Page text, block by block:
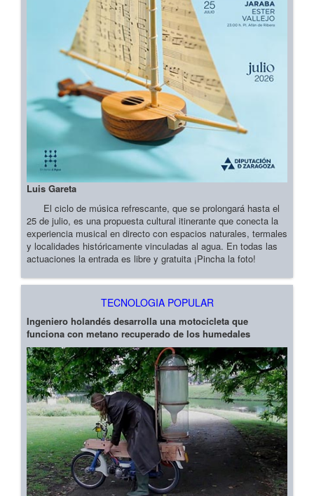
Luis Gareta
El ciclo de música refrescante, que se prolongará hasta el
25 de julio, es una propuesta cultural itinerante que conecta la
experiencia musical en directo con espacios naturales, termales
y localidades históricamente vinculadas al agua. En todas las
actuaciones la entrada es libre y gratuita ¡Pincha la foto!
TECNOLOGIA POPULAR
Ingeniero holandés desarrolla una motocicleta que
funciona con metano recuperado de los humedales